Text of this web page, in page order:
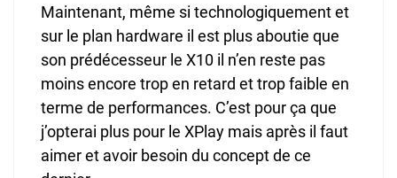
Maintenant, même si technologiquement et
sur le plan hardware il est plus aboutie que
son prédécesseur le X10 il n’en reste pas
moins encore trop en retard et trop faible en
terme de performances. C’est pour ça que
j’opterai plus pour le XPlay mais après il faut
aimer et avoir besoin du concept de ce